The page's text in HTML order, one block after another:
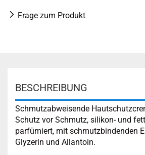
Frage zum Produkt
BESCHREIBUNG
Schmutzabweisende
Schutz vor Schmutz, silikon- und
parfümiert, mit schmutzbindenden
Glyzerin und Allantoin.